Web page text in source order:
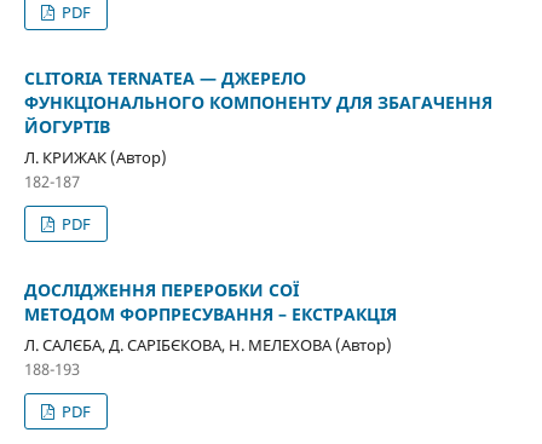
PDF
CLITORIA TERNATEA — ДЖЕРЕЛО
ФУНКЦІОНАЛЬНОГО КОМПОНЕНТУ ДЛЯ ЗБАГАЧЕННЯ
ЙОГУРТІВ
Л. КРИЖАК (Автор)
182-187
PDF
ДОСЛІДЖЕННЯ ПЕРЕРОБКИ СОЇ
МЕТОДОМ ФОРПРЕСУВАННЯ – ЕКСТРАКЦІЯ
Л. САЛЄБА, Д. САРІБЄКОВА, Н. МЕЛЕХОВА (Автор)
188-193
PDF